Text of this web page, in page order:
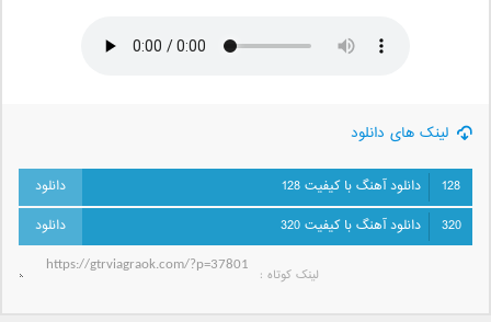
لینک های دانلود
128
دانلود آهنگ با کیفیت 128
320
دانلود آهنگ با کیفیت 320
لینک کوتاه‌ :